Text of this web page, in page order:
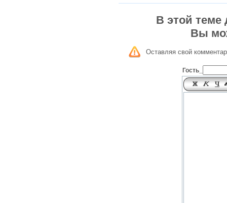
В этой теме
Вы
Оставляя свой
Гость_